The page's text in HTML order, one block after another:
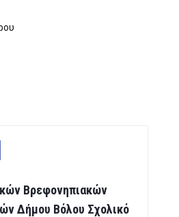
Βρεφονηπιακών
Δήμου Βόλου Σχολικό